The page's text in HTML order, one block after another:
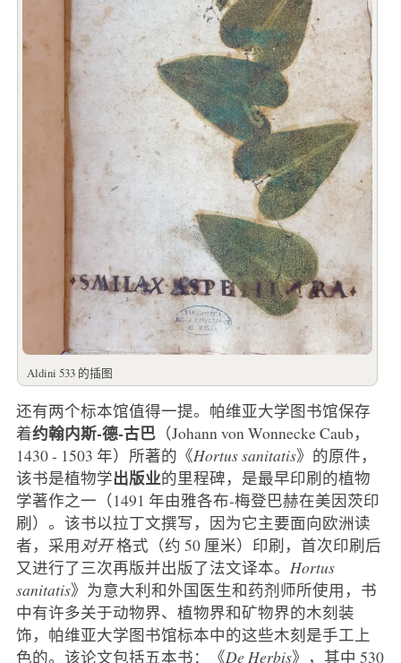
Aldini 533 的插图
还有两个标本馆值得一提。帕维亚大学图书馆保存
着约翰内斯-德-古巴（Johann von Wonnecke Caub，
1430 - 1503 年）所著的《Hortus sanitatis》的原件，
该书是植物学出版业的里程碑，是最早印刷的植物
学著作之一（1491 年由雅各布-梅登巴赫在美因茨印
刷）。该书以拉丁文撰写，因为它主要面向欧洲读
者，采用 对开格式（约 50 厘米）印刷，首次印刷后
又进行了三次再版并出版了法文译本。 Hortus
sanitatis》为意大利和外国医生和药剂师所使用，书
中有许多关于动物界、植物界和矿物界的木刻装
饰，帕维亚大学图书馆标本中的这些木刻是手工上
色的。该论文包括五本书：《De Herbis》，其中 530